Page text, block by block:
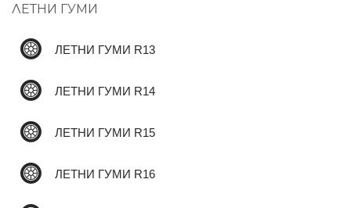
✆
ЛЕТНИ ГУМИ
ЛЕТНИ ГУМИ R13
ЛЕТНИ ГУМИ R14
ЛЕТНИ ГУМИ R15
ЛЕТНИ ГУМИ R16